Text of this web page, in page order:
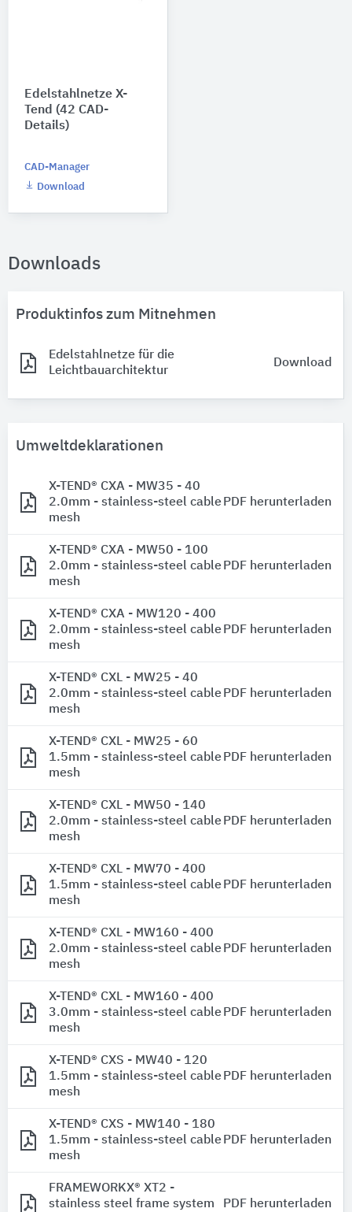
Edelstahlnetze X-
Tend (42 CAD-
Details)
CAD-Manager
Download
Downloads
Produktinfos zum Mitnehmen
Edelstahlnetze für die
Leichtbauarchitektur
Download
Umweltdeklarationen
X-TEND® CXA - MW35 - 40
2.0mm - stainless-steel cable
mesh
PDF herunterladen
X-TEND® CXA - MW50 - 100
2.0mm - stainless-steel cable
mesh
PDF herunterladen
X-TEND® CXA - MW120 - 400
2.0mm - stainless-steel cable
mesh
PDF herunterladen
X-TEND® CXL - MW25 - 40
2.0mm - stainless-steel cable
mesh
PDF herunterladen
X-TEND® CXL - MW25 - 60
1.5mm - stainless-steel cable
mesh
PDF herunterladen
X-TEND® CXL - MW50 - 140
2.0mm - stainless-steel cable
mesh
PDF herunterladen
X-TEND® CXL - MW70 - 400
1.5mm - stainless-steel cable
mesh
PDF herunterladen
X-TEND® CXL - MW160 - 400
2.0mm - stainless-steel cable
mesh
PDF herunterladen
X-TEND® CXL - MW160 - 400
3.0mm - stainless-steel cable
mesh
PDF herunterladen
X-TEND® CXS - MW40 - 120
1.5mm - stainless-steel cable
mesh
PDF herunterladen
X-TEND® CXS - MW140 - 180
1.5mm - stainless-steel cable
mesh
PDF herunterladen
FRAMEWORKX® XT2 -
stainless steel frame system
PDF herunterladen